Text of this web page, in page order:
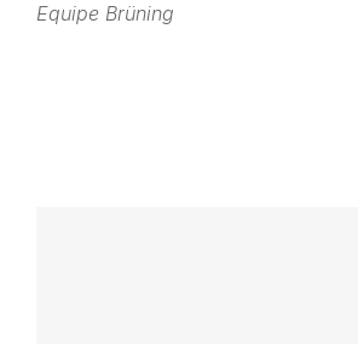
Equipe Brüning